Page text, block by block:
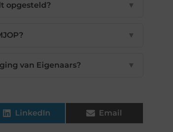
opgesteld? ▼
▼
van Eigenaars? ▼
LinkedIn Email